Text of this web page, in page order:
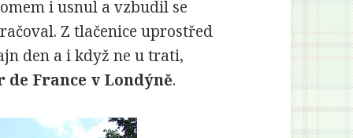
i usnul a vzbudil se
Z tlačenice uprostřed
den a i když ne u trati,
de France v Londýně.